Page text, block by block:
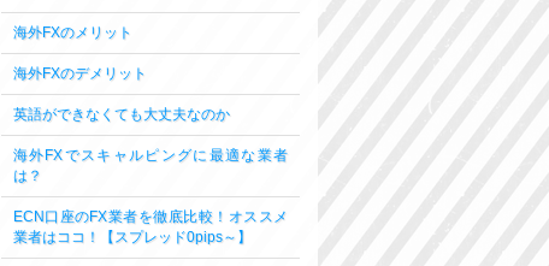
海外FXのメリット
海外FXのデメリット
英語ができなくても大丈夫なのか
海外FXでスキャルピングに最適な業者
は？
ECN口座のFX業者を徹底比較！オススメ
業者はココ！【スプレッド0pips～】